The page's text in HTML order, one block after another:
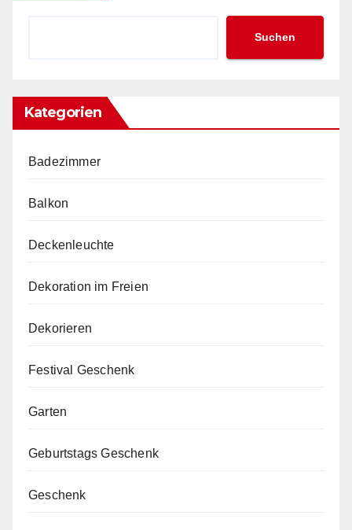
Suchen
Kategorien
Badezimmer
Balkon
Deckenleuchte
Dekoration im Freien
Dekorieren
Festival Geschenk
Garten
Geburtstags Geschenk
Geschenk